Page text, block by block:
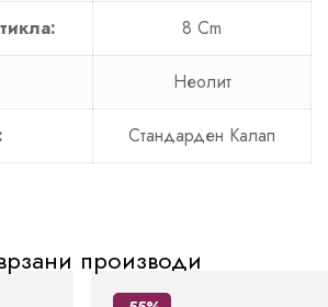
8 Cm
Неолит
Стандарден Калап
производи